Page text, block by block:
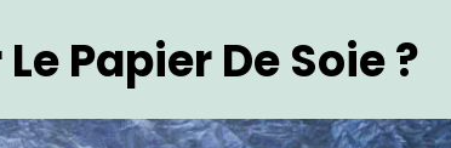
Papier De Soie ?